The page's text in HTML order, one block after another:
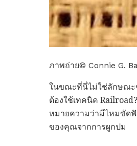
ภาพถ่าย© Connie G.
ในขณะที่นี่ไม่ใช่ลักษณะ
ต้องใช้เทคนิค
หมายความว่ามีไหมขัด
ของคุณจากการผูกปม